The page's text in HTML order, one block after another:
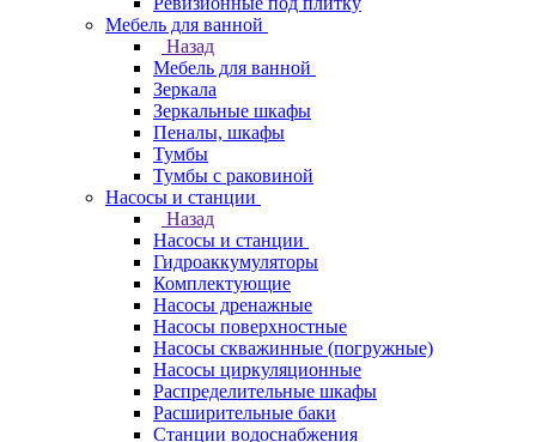
Мебель для ванной
Назад
Мебель для ванной
Зеркала
Зеркальные шкафы
Пеналы, шкафы
Тумбы
Тумбы с раковиной
Насосы и станции
Назад
Насосы и станции
Гидроаккумуляторы
Комплектующие
Насосы дренажные
Насосы поверхностные
Насосы скважинные (погружные)
Насосы циркуляционные
Распределительные шкафы
Расширительные баки
Станции водоснабжения